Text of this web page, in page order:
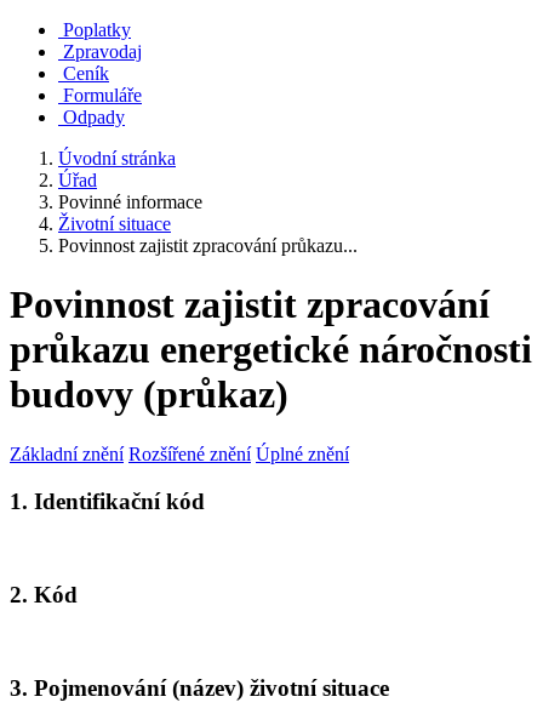
Poplatky
Zpravodaj
Ceník
Formuláře
Odpady
Úvodní stránka
Úřad
Povinné informace
Životní situace
Povinnost zajistit zpracování průkazu...
Povinnost zajistit zpracování
průkazu energetické náročnosti
budovy (průkaz)
Základní znění Rozšířené znění Úplné znění
1. Identifikační kód
2. Kód
3. Pojmenování (název) životní situace